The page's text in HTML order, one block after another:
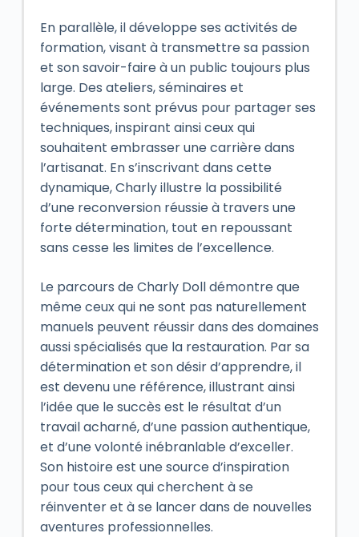
En parallèle, il développe ses activités de
formation, visant à transmettre sa passion
et son savoir-faire à un public toujours plus
large. Des ateliers, séminaires et
événements sont prévus pour partager ses
techniques, inspirant ainsi ceux qui
souhaitent embrasser une carrière dans
l’artisanat. En s’inscrivant dans cette
dynamique, Charly illustre la possibilité
d’une reconversion réussie à travers une
forte détermination, tout en repoussant
sans cesse les limites de l’excellence.
Le parcours de Charly Doll démontre que
même ceux qui ne sont pas naturellement
manuels peuvent réussir dans des domaines
aussi spécialisés que la restauration. Par sa
détermination et son désir d’apprendre, il
est devenu une référence, illustrant ainsi
l’idée que le succès est le résultat d’un
travail acharné, d’une passion authentique,
et d’une volonté inébranlable d’exceller.
Son histoire est une source d’inspiration
pour tous ceux qui cherchent à se
réinventer et à se lancer dans de nouvelles
aventures professionnelles.